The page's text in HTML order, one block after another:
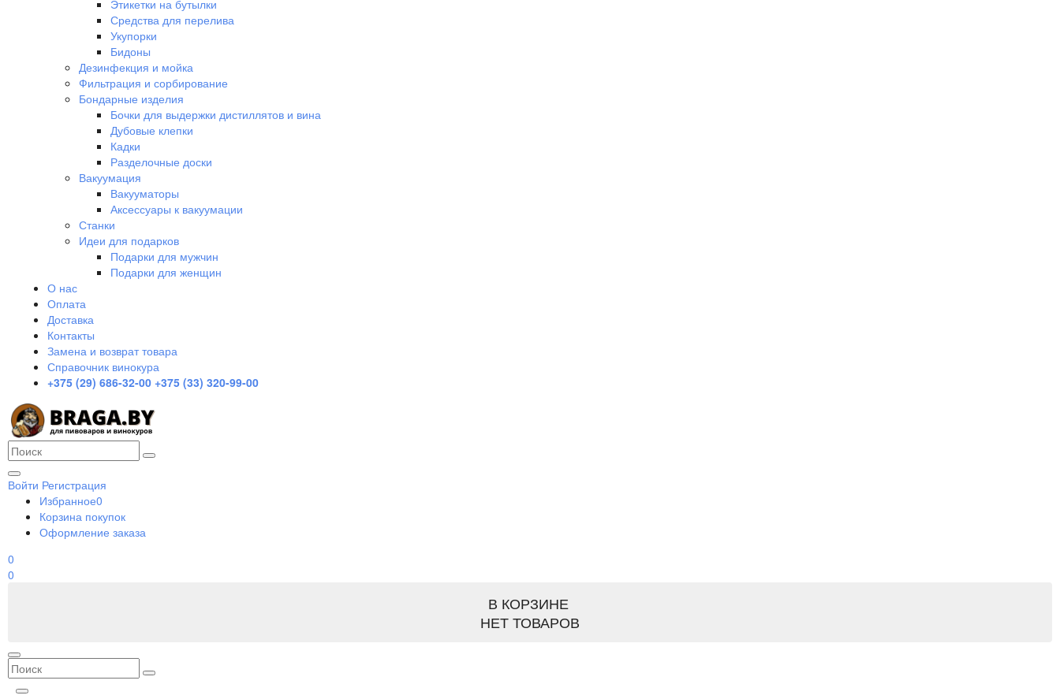
Этикетки на бутылки
Средства для перелива
Укупорки
Бидоны
Дезинфекция и мойка
Фильтрация и сорбирование
Бондарные изделия
Бочки для выдержки дистиллятов и вина
Дубовые клепки
Кадки
Разделочные доски
Вакуумация
Вакууматоры
Аксессуары к вакуумации
Станки
Идеи для подарков
Подарки для мужчин
Подарки для женщин
О нас
Оплата
Доставка
Контакты
Замена и возврат товара
Справочник винокура
+375 (29) 686-32-00 +375 (33) 320-99-00
Войти Регистрация
Избранное0
Корзина покупок
Оформление заказа
0
0
В КОРЗИНЕ
НЕТ ТОВАРОВ